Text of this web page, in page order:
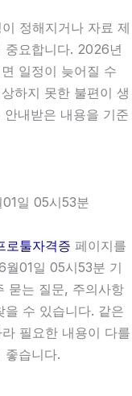
정해지거나 자료 제
중요합니다. 2026년
일정이 늦어질 수
하지 못한 불편이 생
내받은 내용을 기준
일 05시53분
로툴자격증 페이지를
01일 05시53분 기
묻는 질문, 주의사항
수 있습니다. 같은
필요한 내용이 다를
좋습니다.